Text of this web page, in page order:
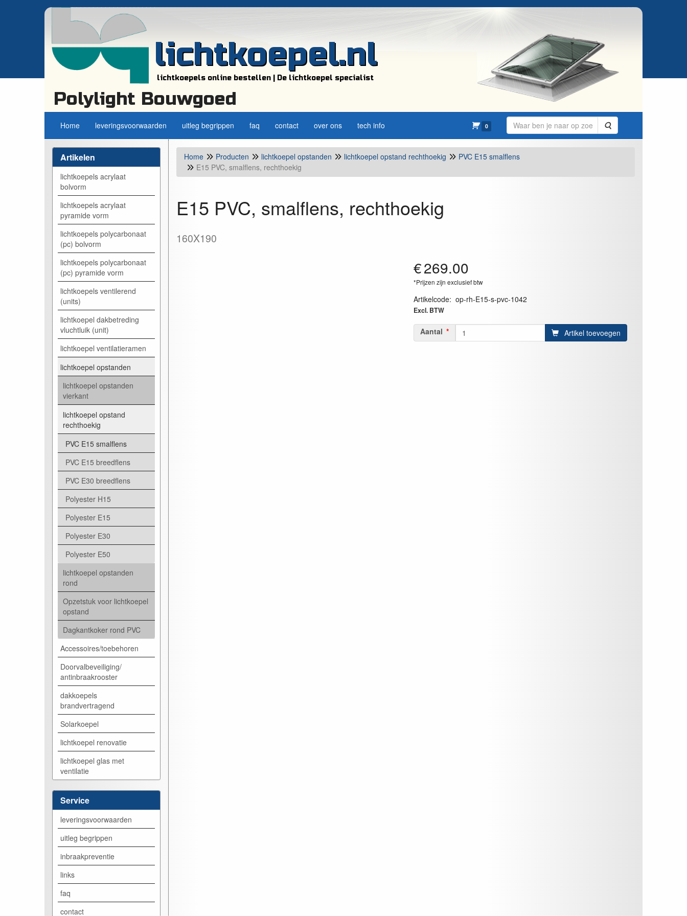
lichtkoepel.nl
lichtkoepels online bestellen | De lichtkoepel specialist
Polylight Bouwgoed
Home leveringsvoorwaarden uitleg begrippen faq contact over ons tech info 0 Zoeken
Artikelen
lichtkoepels acrylaat
bolvorm
lichtkoepels acrylaat
pyramide vorm
lichtkoepels polycarbonaat
(pc) bolvorm
lichtkoepels polycarbonaat
(pc) pyramide vorm
lichtkoepels ventilerend
(units)
lichtkoepel dakbetreding
vluchtluik (unit)
lichtkoepel ventilatieramen
lichtkoepel opstanden
lichtkoepel opstanden
vierkant
lichtkoepel opstand
rechthoekig
PVC E15 smalflens
PVC E15 breedflens
PVC E30 breedflens
Polyester H15
Polyester E15
Polyester E30
Polyester E50
lichtkoepel opstanden
rond
Opzetstuk voor lichtkoepel
opstand
Dagkantkoker rond PVC
Accessoires/toebehoren
Doorvalbeveiliging/
antinbraakrooster
dakkoepels
brandvertragend
Solarkoepel
lichtkoepel renovatie
lichtkoepel glas met
ventilatie
Service
leveringsvoorwaarden
uitleg begrippen
inbraakpreventie
links
faq
contact
Home Producten lichtkoepel opstanden lichtkoepel opstand rechthoekig
PVC E15 smalflens
E15 PVC, smalflens, rechthoekig
E15 PVC, smalflens, rechthoekig
160X190
€269.00
*Prijzen zijn exclusief btw
Artikelcode: op-rh-E15-s-pvc-1042
Excl. BTW
Aantal Artikel toevoegen